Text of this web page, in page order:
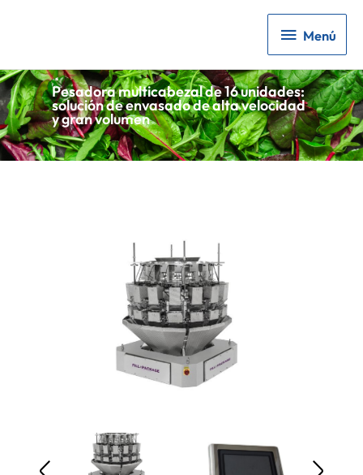
Menú
Menú
Pesadora multicabezal de 16 unidades:
solución de envasado de alta velocidad
y gran volumen